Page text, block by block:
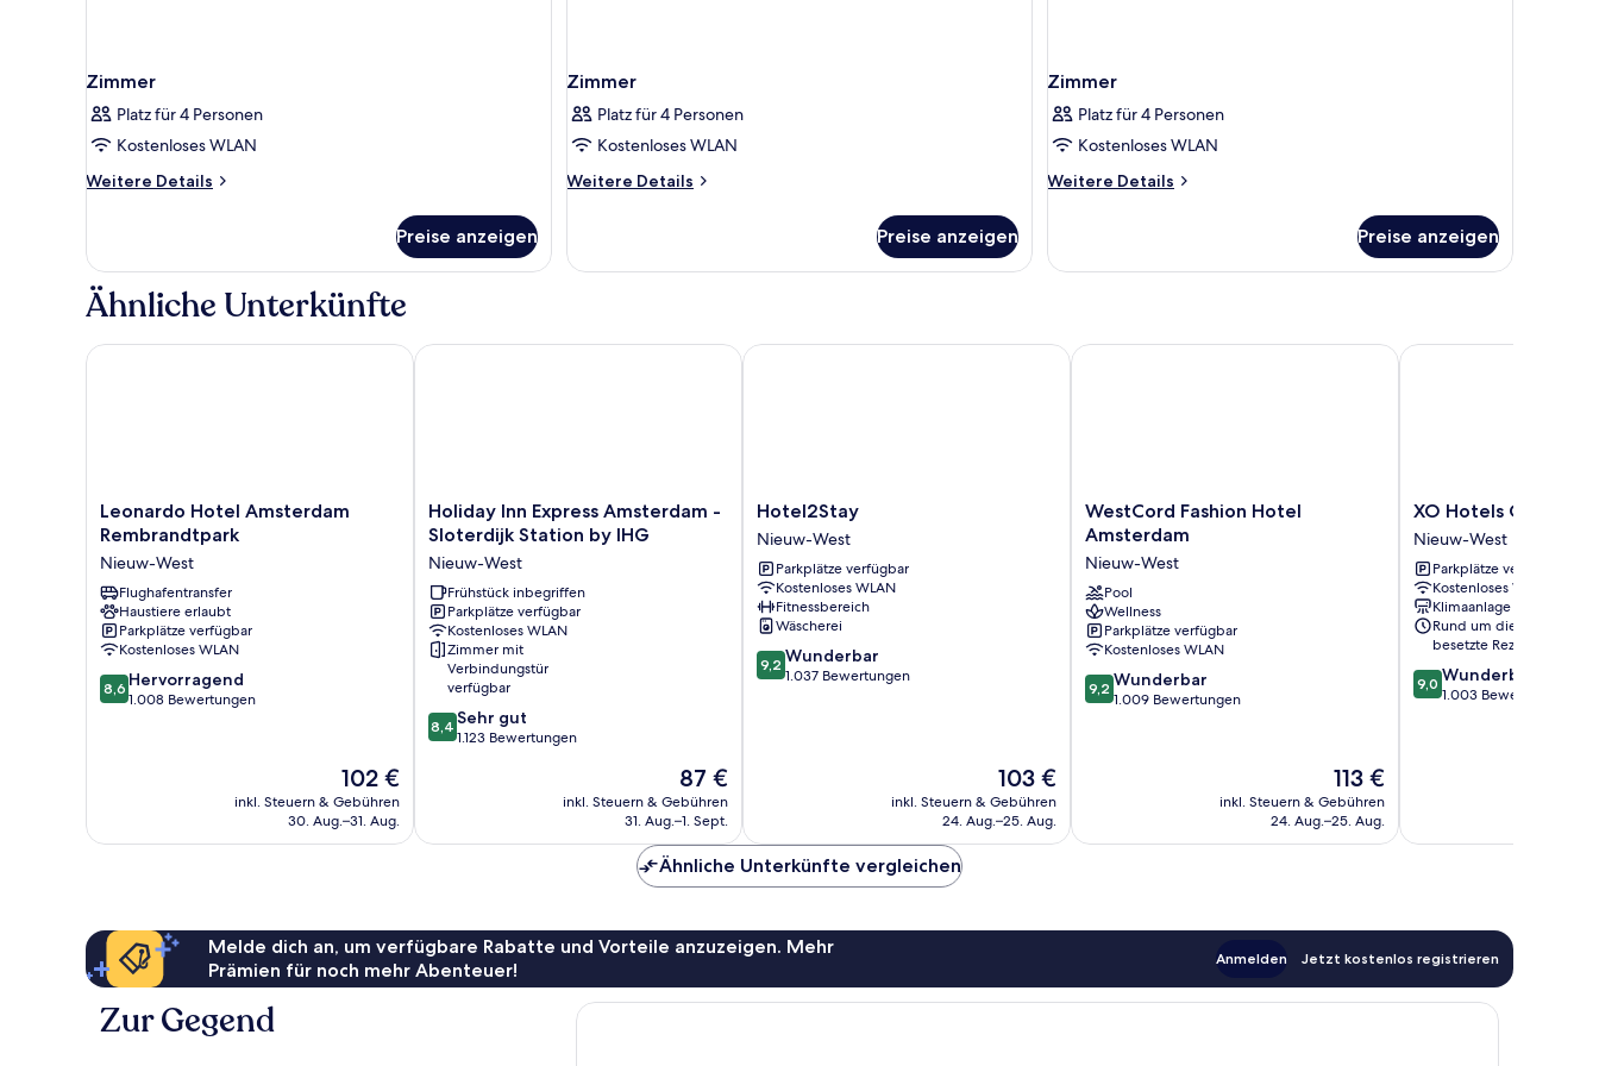
Zimmer
Platz für 4 Personen
Kostenloses WLAN
Weitere Details
Weitere
Preise anzeigen
Zimmer
Platz für 4 Personen
Kostenloses WLAN
Weitere Details
Weitere
Preise anzeigen
Zimmer
Platz für 4 Personen
Kostenloses WLAN
Weitere Details
Weitere
Preise anzeigen
Ähnliche Unterkünfte
Leonardo
Hotel
Rembrandtpark
Nieuw-
West
Leonardo Hotel Amsterdam
Rembrandtpark
Nieuw-West
Flughafentransfer
Haustiere erlaubt
Parkplätze verfügbar
Kostenloses WLAN
8.6
von
8,6 Hervorragend
1.008 Bewertungen
Der
Preis
beträgt
102 €
inkl. Steuern & Gebühren
30. Aug.–31. Aug.
Leonardo Hotel Amsterdam Rembrandtpark
Holiday
Inn
Amsterdam
-
Sloterdijk
Station
by
IHG
Nieuw-
West
Holiday Inn Express Amsterdam -
Sloterdijk Station by IHG
Nieuw-West
Frühstück inbegriffen
Parkplätze verfügbar
Kostenloses WLAN
Zimmer mit
Verbindungstür
verfügbar
8.4
von
Bewertungen
8,4 Sehr gut
1.123 Bewertungen
Der
Preis
beträgt
87 €
inkl. Steuern & Gebühren
31. Aug.–1. Sept.
Holiday Inn Express Amsterdam - Sloterdijk Station by IHG
Hotel2Stay
Nieuw-
West
Hotel2Stay
Nieuw-West
Parkplätze verfügbar
Kostenloses WLAN
Fitnessbereich
Wäscherei
9.2
von
9,2 Wunderbar
1.037 Bewertungen
Der
Preis
beträgt
103 €
inkl. Steuern & Gebühren
24. Aug.–25. Aug.
Hotel2Stay
WestCord
Fashion
Amsterdam
Nieuw-
West
WestCord Fashion Hotel
Amsterdam
Nieuw-West
Pool
Wellness
Parkplätze verfügbar
Kostenloses WLAN
9.2
von
9,2 Wunderbar
1.009 Bewertungen
Der
Preis
beträgt
113 €
inkl. Steuern & Gebühren
24. Aug.–25. Aug.
WestCord Fashion Hotel Amsterdam
XO
Hotels
Couture
Nieuw-
West
XO Hotels Couture
Nieuw-West
Parkplätze verfügbar
Kostenloses WLAN
Klimaanlage
Rund um die Uhr
besetzte Rezeption
9.0
von
9,0 Wunderbar
1.003 Bewertungen
XO Hotels Couture
Ähnliche Unterkünfte vergleichen
Melde dich an, um verfügbare Rabatte und Vorteile anzuzeigen. Mehr
Prämien für noch mehr Abenteuer!
Anmelden Jetzt kostenlos registrieren
Zur Gegend